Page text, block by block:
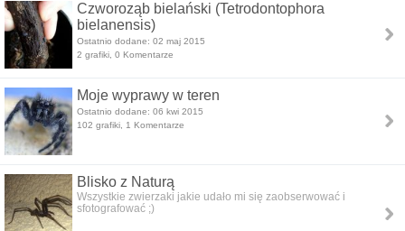
Czworoząb bielański (Tetrodontophora
bielanensis)
Ostatnio dodane: 02 maj 2015
2 grafiki, 0 Komentarze
Moje wyprawy w teren
Ostatnio dodane: 06 kwi 2015
102 grafiki, 1 Komentarze
Blisko z Naturą
Wszystkie zwierzaki jakie udało mi się zaobserwować i
sfotografować ;)